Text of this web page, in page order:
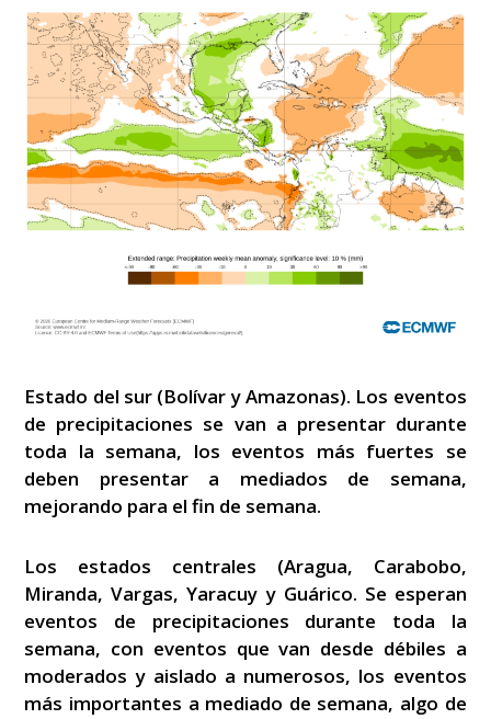
Estado del sur (Bolívar y Amazonas). Los eventos
de precipitaciones se van a presentar durante
toda la semana, los eventos más fuertes se
deben presentar a mediados de semana,
mejorando para el fin de semana.
Los estados centrales (Aragua, Carabobo,
Miranda, Vargas, Yaracuy y Guárico. Se esperan
eventos de precipitaciones durante toda la
semana, con eventos que van desde débiles a
moderados y aislado a numerosos, los eventos
más importantes a mediado de semana, algo de